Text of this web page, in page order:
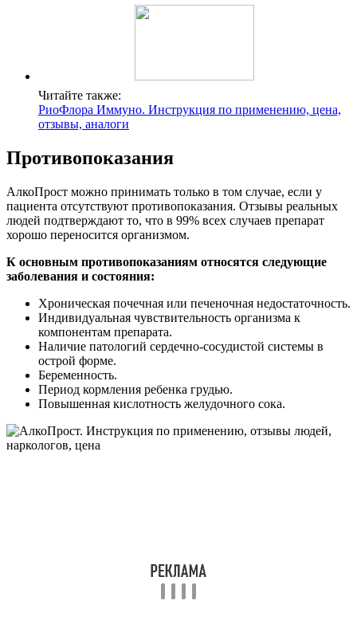
Читайте также:
РиоФлора Иммуно. Инструкция по применению, цена,
отзывы, аналоги
Противопоказания
АлкоПрост можно принимать только в том случае, если у
пациента отсутствуют противопоказания. Отзывы реальных
людей подтверждают то, что в 99% всех случаев препарат
хорошо переносится организмом.
К основным противопоказаниям относятся следующие
заболевания и состояния:
Хроническая почечная или печеночная недостаточность.
Индивидуальная чувствительность организма к
компонентам препарата.
Наличие патологий сердечно-сосудистой системы в
острой форме.
Беременность.
Период кормления ребенка грудью.
Повышенная кислотность желудочного сока.